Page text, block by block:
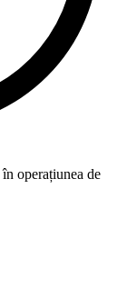
în operațiunea de